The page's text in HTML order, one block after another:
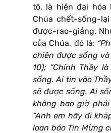
tô, là hiện đại hóa
Chúa chết-sống-
được-rao-giảng.
của Chúa, đó là:
chiên được sống và
10); “Chính Thầy
sống. Ai tin vào
sẽ được sống. Ai
không bao giờ phải
“Anh em hãy đi
loan báo Tin Mừng